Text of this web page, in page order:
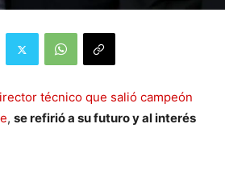
técnico que salió campeón
, se refirió a su futuro y al interés